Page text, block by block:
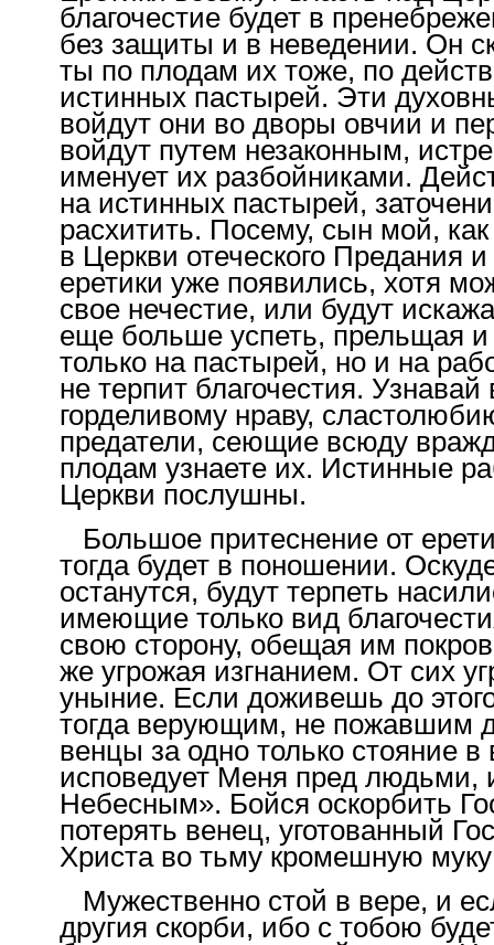
благочестие будет в
без защиты и в неведении. Он
ты по плодам их тоже, по
истинных пастырей. Эти
войдут они во дворы овчии и
войдут путем незаконным,
именует их разбойниками.
на истинных пастырей,
расхитить. Посему, сын мой,
в Церкви отеческого Предания
еретики уже появились, хотя
свое нечестие, или будут
еще больше успеть, прельщая и
только на пастырей, но и на
не терпит благочестия.
горделивому нраву,
предатели, сеющие всюду
плодам узнаете их. Истинные
Церкви послушны.
Большое притеснение от
тогда будет в поношении.
останутся, будут терпеть
имеющие только вид
свою сторону, обещая им
же угрожая изгнанием. От сих
уныние. Если доживешь до
тогда верующим, не пожавшим
венцы за одно только стояние в
исповедует Меня пред
Небесным». Бойся оскорбить
потерять венец, уготованный
Христа во тьму кромешную
Мужественно стой в вере, и
другия скорби, ибо с тобою